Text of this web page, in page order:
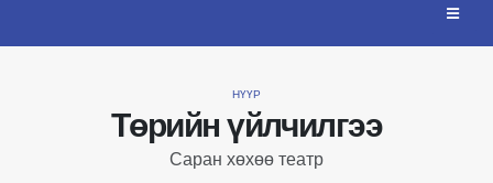
Төрийн үйлчилгээ
Саран хөхөө театр
НҮҮР